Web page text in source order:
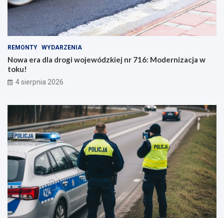
REMONTY WYDARZENIA
Nowa era dla drogi wojewódzkiej nr 716: Modernizacja w
toku!
4 sierpnia 2026